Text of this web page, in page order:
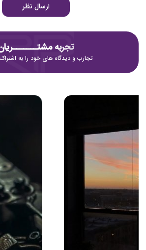
ارسال نظر
تجربه
تجارب و دیدگاه های خود را به